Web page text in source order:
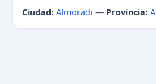
Ciudad: Almoradi — Provincia: